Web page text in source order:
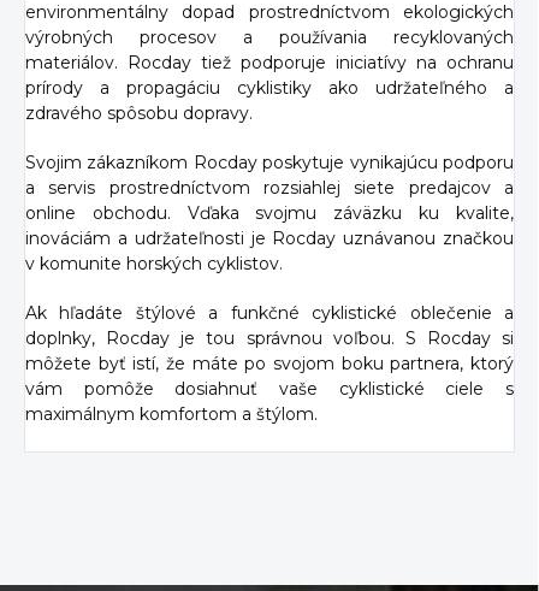
environmentálny dopad prostredníctvom ekologických
výrobných procesov a používania recyklovaných
materiálov. Rocday tiež podporuje iniciatívy na ochranu
prírody a propagáciu cyklistiky ako udržateľného a
zdravého spôsobu dopravy.
Svojim zákazníkom Rocday poskytuje vynikajúcu podporu
a servis prostredníctvom rozsiahlej siete predajcov a
online obchodu. Vďaka svojmu záväzku ku kvalite,
inováciám a udržateľnosti je Rocday uznávanou značkou
v komunite horských cyklistov.
Ak hľadáte štýlové a funkčné cyklistické oblečenie a
doplnky, Rocday je tou správnou voľbou. S Rocday si
môžete byť istí, že máte po svojom boku partnera, ktorý
vám pomôže dosiahnuť vaše cyklistické ciele s
maximálnym komfortom a štýlom.